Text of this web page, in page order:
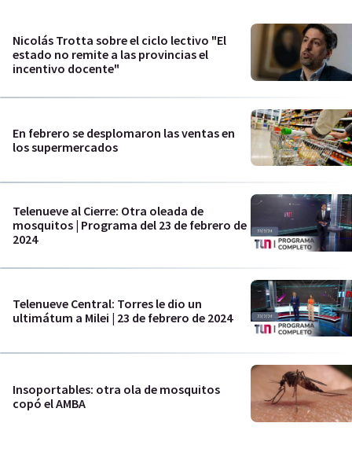
Nicolás Trotta sobre el ciclo lectivo "El
estado no remite a las provincias el
incentivo docente"
En febrero se desplomaron las ventas en
los supermercados
Telenueve al Cierre: Otra oleada de
mosquitos | Programa del 23 de febrero de
2024
Telenueve Central: Torres le dio un
ultimátum a Milei | 23 de febrero de 2024
Insoportables: otra ola de mosquitos
copó el AMBA